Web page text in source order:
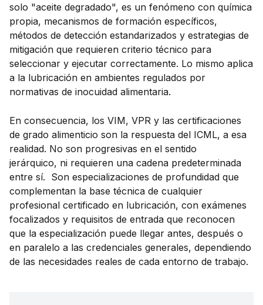
solo "aceite degradado", es un fenómeno con química
propia, mecanismos de formación específicos,
métodos de detección estandarizados y estrategias de
mitigación que requieren criterio técnico para
seleccionar y ejecutar correctamente. Lo mismo aplica
a la lubricación en ambientes regulados por
normativas de inocuidad alimentaria.
En consecuencia, los VIM, VPR y las certificaciones
de grado alimenticio son la respuesta del ICML, a esa
realidad. No son progresivas en el sentido
jerárquico, ni requieren una cadena predeterminada
entre sí. Son especializaciones de profundidad que
complementan la base técnica de cualquier
profesional certificado en lubricación, con exámenes
focalizados y requisitos de entrada que reconocen
que la especialización puede llegar antes, después o
en paralelo a las credenciales generales, dependiendo
de las necesidades reales de cada entorno de trabajo.